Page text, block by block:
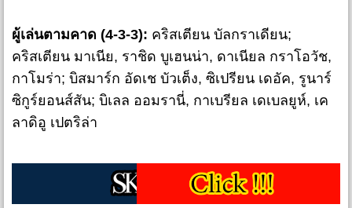
ผู้เล่นตามคาด (4-3-3): คริสเตียน บัลกราเดียน;
คริสเตียน มาเนีย, ราชิด บูเฮนน่า, ดาเนียล กราโอวัช,
กาโมร่า; บิสมาร์ก อัดเช บัวเต็ง, ซิเปรียน เดอัค, รูนาร์
ซิกูร์ยอนส์สัน; บิเลล ออมรานี่, กาเบรียล เดเบลยูห์, เค
ลาดิอู เปตริล่า